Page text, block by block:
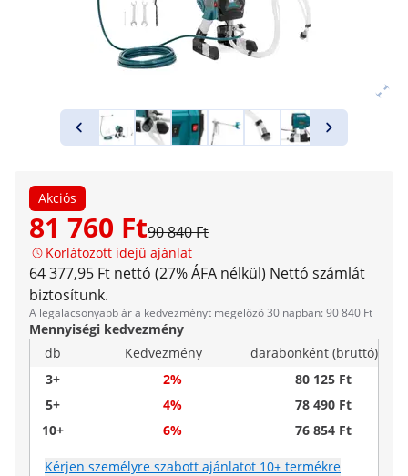
Akciós
81 760 Ft90 840 Ft
Korlátozott idejű ajánlat
64 377,95 Ft nettó (27% ÁFA nélkül) Nettó számlát
biztosítunk.
A legalacsonyabb ár a kedvezményt megelőző 30 napban: 90 840 Ft
Mennyiségi kedvezmény
db
Kedvezmény
darabonként (bruttó)
3+
2%
80 125 Ft
5+
4%
78 490 Ft
10+
6% 76 854 Ft
Kérjen személyre szabott ajánlatot 10+ termékre